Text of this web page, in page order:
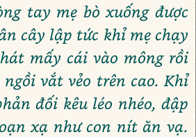
tay mẹ bò xuống được
cây lập tức khỉ mẹ chạy
mấy cái vào mông rồi
vắt vẻo trên cao. Khỉ
đối kêu léo nhéo, đập
xạ như con nít ăn vạ.